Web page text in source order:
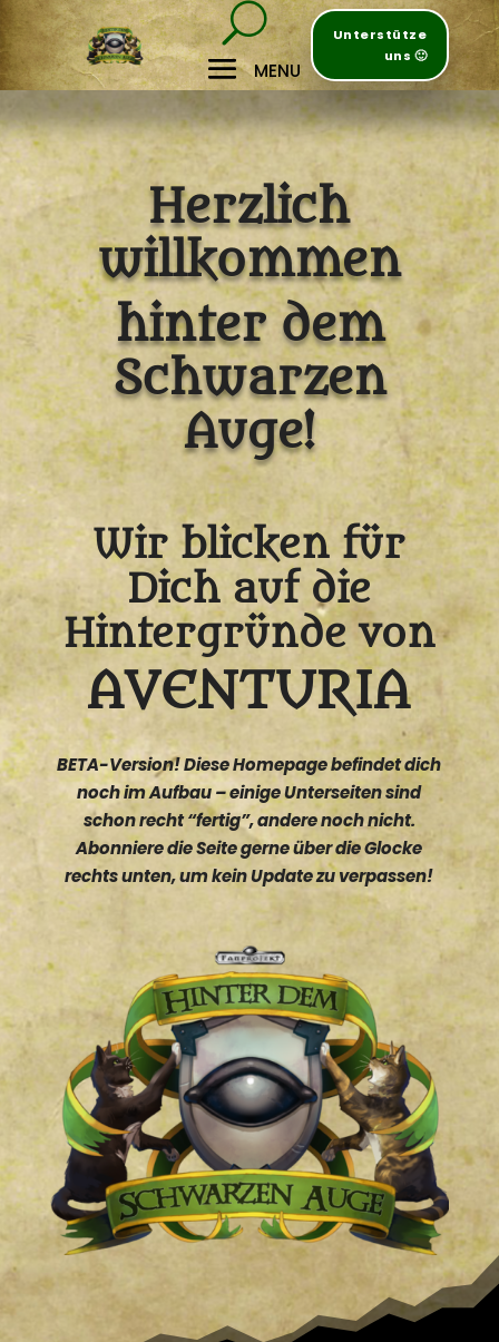
Unterstütze
uns 🙂
Herzlich
willkommen
hinter dem
Schwarzen
Auge!
Wir blicken für
Dich auf die
Hintergründe von
Die Schwarze
Katz
BETA-Version! Diese Homepage befindet dich
noch im Aufbau – einige Unterseiten sind
schon recht “fertig”, andere noch nicht.
Abonniere die Seite gerne über die Glocke
rechts unten, um kein Update zu verpassen!